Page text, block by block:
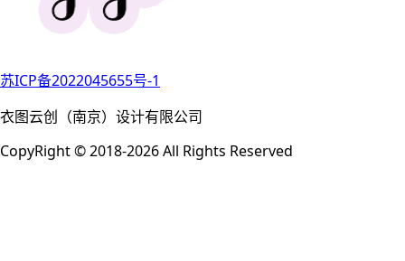
苏ICP备2022045655号-1
衣图云创（南京）设计有限公司
CopyRight © 2018-2026 All Rights Reserved